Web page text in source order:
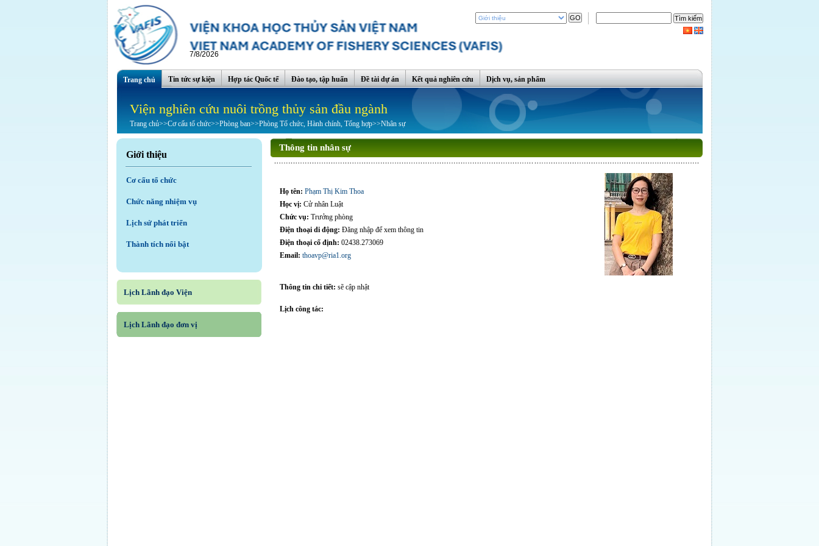
7/8/2026
Trang chủ Tin tức sự kiện Hợp tác Quốc tế Đào tạo, tập huấn Đề tài dự án Kết quả nghiên cứu Dịch vụ, sản phẩm
Viện nghiên cứu nuôi trồng thủy sản đầu ngành
Trang chủ>>Cơ cấu tổ chức>>Phòng ban>>Phòng Tổ chức, Hành chính, Tổng hợp>>Nhân sự
Giới thiệu
Cơ cấu tổ chức
Chức năng nhiệm vụ
Lịch sử phát triển
Thành tích nổi bật
Lịch Lãnh đạo Viện
Lịch Lãnh đạo đơn vị
Thông tin nhân sự
Họ tên: Phạm Thị Kim Thoa
Học vị: Cử nhân Luật
Chức vụ: Trưởng phòng
Điện thoại di động: Đăng nhập để xem thông tin
Điện thoại cố định: 02438.273069
Email: thoavp@ria1.org
Thông tin chi tiết: sẽ cập nhật
Lịch công tác: